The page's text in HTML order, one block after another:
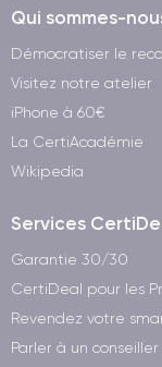
Qui sommes-
Démocratiser le
Visitez notre atelier
iPhone à 60€
La CertiAcadémie
Wikipedia
Services
Garantie 30/30
CertiDeal pour les
Revendez votre
Parler à un conseiller